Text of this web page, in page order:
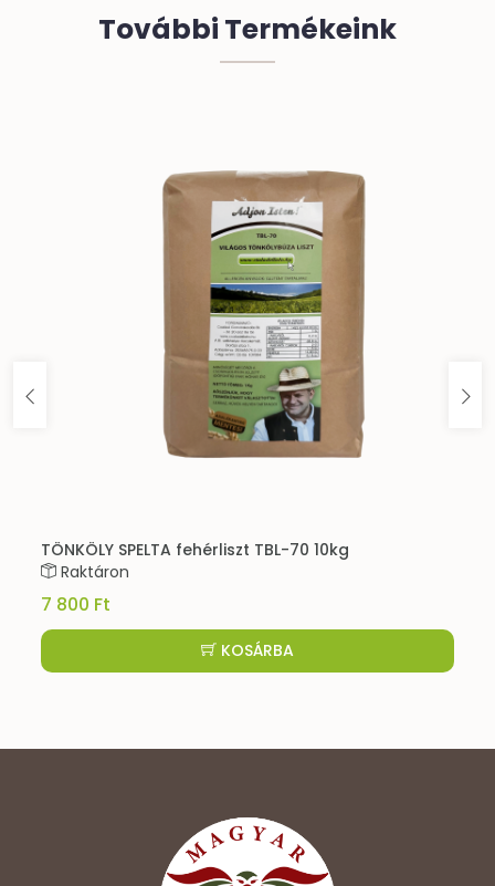
További Termékeink
TÖNKÖLY SPELTA fehérliszt TBL-70 10kg
Raktáron
7 800 Ft
KOSÁRBA